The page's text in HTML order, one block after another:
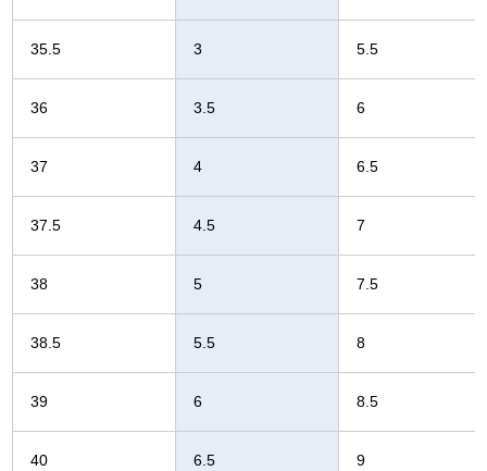
35.5 3 5.5
36 3.5 6
37 4 6.5
37.5 4.5 7
38 5 7.5
38.5 5.5 8
39 6 8.5
40 6.5 9